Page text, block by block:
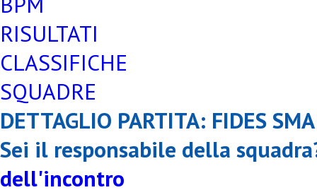
RISULTATI
CLASSIFICHE
SQUADRE
DETTAGLIO PARTITA: FIDES
Sei il responsabile della
dell'incontro